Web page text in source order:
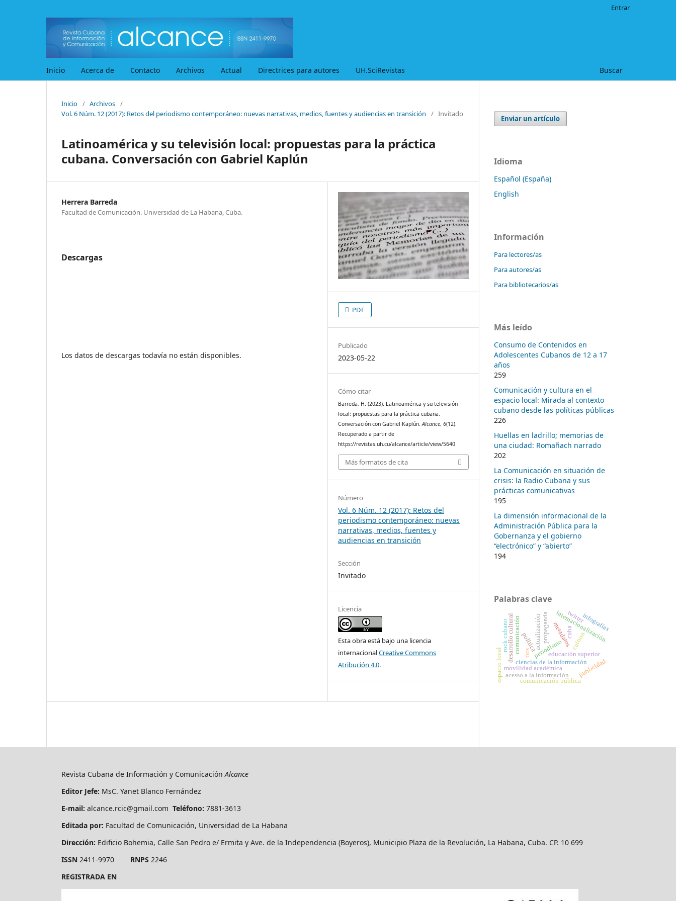
Inicio Acerca de Contacto Archivos Actual Directrices para autores UH.SciRevistas Buscar
Entrar
Inicio / Archivos /
Vol. 6 Núm. 12 (2017): Retos del periodismo contemporáneo: nuevas narrativas, medios, fuentes y audiencias en transición
/ Invitado
Latinoamérica y su televisión local: propuestas para la práctica
cubana. Conversación con Gabriel Kaplún
Herrera Barreda
Facultad de Comunicación. Universidad de La Habana, Cuba.
Descargas
Los datos de descargas todavía no están disponibles.
PDF
Publicado
2023-05-22
Cómo citar
Barreda, H. (2023). Latinoamérica y su televisión
local: propuestas para la práctica cubana.
Conversación con Gabriel Kaplún.Alcance,6(12).
Recuperado a partir de
https://revistas.uh.cu/alcance/article/view/5640
Más formatos de cita
Número
Vol. 6 Núm. 12 (2017): Retos del
periodismo contemporáneo: nuevas
narrativas, medios, fuentes y
audiencias en transición
Sección
Invitado
Licencia
Esta obra está bajo una licencia
internacionalCreative Commons
Atribución 4.0.
Enviar un artículo
Idioma
Español (España)
English
Información
Para lectores/as
Para autores/as
Para bibliotecarios/as
Más leído
Consumo de Contenidos en
Adolescentes Cubanos de 12 a 17
años
259
Comunicación y cultura en el
espacio local: Mirada al contexto
cubano desde las políticas públicas
226
Huellas en ladrillo; memorias de
una ciudad: Romañach narrado
202
La Comunicación en situación de
crisis: la Radio Cubana y sus
prácticas comunicativas
195
La dimensión informacional de la
Administración Pública para la
Gobernanza y el gobierno
“electrónico” y “abierto”
194
Palabras clave
cuba
periodismo
actualización
política
comunicación internacionalización
ciencias de la información
movilidad académica
educación superior
publicidad
propaganda.metadatos
desarrollo cultural cultura
espacio local
twitter
acesso a la información
comunicación pública
tics
infografías
rock cubano
Revista Cubana de Información y ComunicaciónAlcance
Editor Jefe: MsC. Yanet Blanco Fernández
E-mail: alcance.rcic@gmail.com Teléfono: 7881-3613
Editada por: Facultad de Comunicación, Universidad de La Habana
Dirección: Edificio Bohemia, Calle San Pedro e/ Ermita y Ave. de la Independencia (Boyeros), Municipio Plaza de la Revolución, La Habana, Cuba. CP. 10 699
ISSN 2411-9970 RNPS 2246
REGISTRADA EN